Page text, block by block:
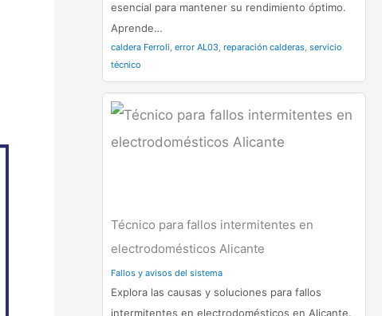
esencial para mantener su rendimiento óptimo.
Aprende…
caldera Ferroli, error AL03, reparación calderas, servicio
técnico
Técnico para fallos intermitentes en
electrodomésticos Alicante
Fallos y avisos del sistema
Explora las causas y soluciones para fallos
intermitentes en electrodomésticos en Alicante.